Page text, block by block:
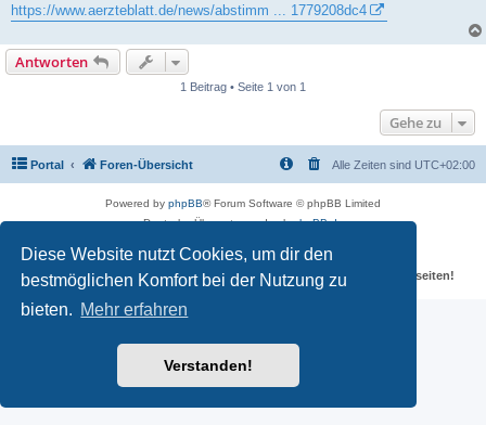
Diese Website nutzt Cookies, um dir den
bestmöglichen Komfort bei der Nutzung zu
bieten. Mehr erfahren
Verstanden!
https://www.aerzteblatt.de/news/abstimm ... 1779208dc4
Antworten
1 Beitrag • Seite 1 von 1
Gehe zu
Portal Foren-Übersicht Alle Zeiten sind UTC+02:00
Powered by phpBB® Forum Software © phpBB Limited
Deutsche Übersetzung durchphpBB.de
Für verlinkte Fotos, Videos, Dateien und Beiträge gelten die
Datenschutzbestimmungen und weiteren Regeln der externen Webseiten!